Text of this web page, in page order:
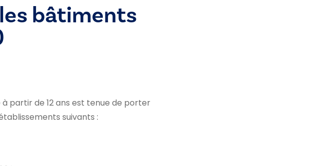
bâtiments
partir de 12 ans est tenue de porter
suivants :